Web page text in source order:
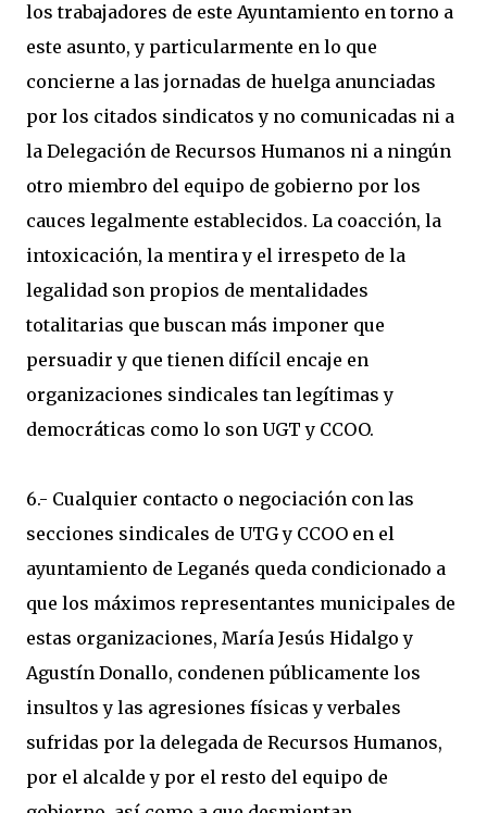
los trabajadores de este Ayuntamiento en torno a
este asunto, y particularmente en lo que
concierne a las jornadas de huelga anunciadas
por los citados sindicatos y no comunicadas ni a
la Delegación de Recursos Humanos ni a ningún
otro miembro del equipo de gobierno por los
cauces legalmente establecidos. La coacción, la
intoxicación, la mentira y el irrespeto de la
legalidad son propios de mentalidades
totalitarias que buscan más imponer que
persuadir y que tienen difícil encaje en
organizaciones sindicales tan legítimas y
democráticas como lo son UGT y CCOO.
6.- Cualquier contacto o negociación con las
secciones sindicales de UTG y CCOO en el
ayuntamiento de Leganés queda condicionado a
que los máximos representantes municipales de
estas organizaciones, María Jesús Hidalgo y
Agustín Donallo, condenen públicamente los
insultos y las agresiones físicas y verbales
sufridas por la delegada de Recursos Humanos,
por el alcalde y por el resto del equipo de